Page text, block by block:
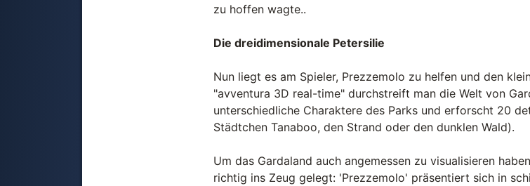
zu hoffen wagte..
Die dreidimensionale Petersilie
Nun liegt es am Spieler, Prezzemolo zu helfen und den
"avventura 3D real-time" durchstreift man die Welt von
unterschiedliche Charaktere des Parks und erforscht 20
Städtchen Tanaboo, den Strand oder den dunklen Wald).
Um das Gardaland auch angemessen zu visualisieren
richtig ins Zeug gelegt: 'Prezzemolo' präsentiert sich in